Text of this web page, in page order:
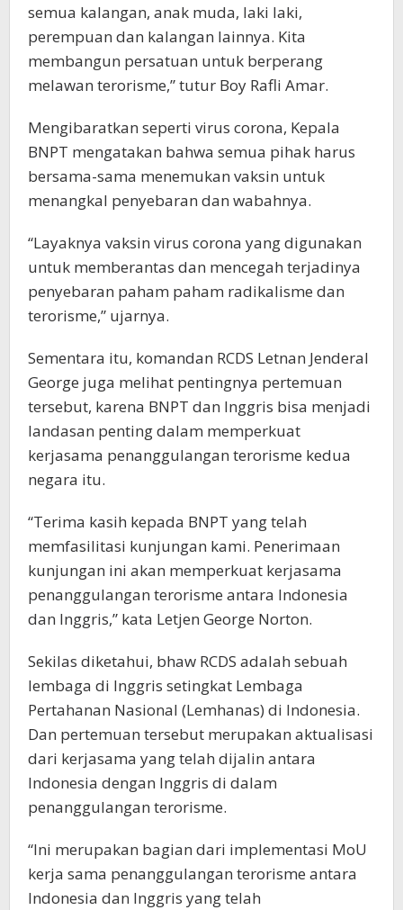
semua kalangan, anak muda, laki laki,
perempuan dan kalangan lainnya. Kita
membangun persatuan untuk berperang
melawan terorisme,” tutur Boy Rafli Amar.
Mengibaratkan seperti virus corona, Kepala
BNPT mengatakan bahwa semua pihak harus
bersama-sama menemukan vaksin untuk
menangkal penyebaran dan wabahnya.
“Layaknya vaksin virus corona yang digunakan
untuk memberantas dan mencegah terjadinya
penyebaran paham paham radikalisme dan
terorisme,” ujarnya.
Sementara itu, komandan RCDS Letnan Jenderal
George juga melihat pentingnya pertemuan
tersebut, karena BNPT dan Inggris bisa menjadi
landasan penting dalam memperkuat
kerjasama penanggulangan terorisme kedua
negara itu.
“Terima kasih kepada BNPT yang telah
memfasilitasi kunjungan kami. Penerimaan
kunjungan ini akan memperkuat kerjasama
penanggulangan terorisme antara Indonesia
dan Inggris,” kata Letjen George Norton.
Sekilas diketahui, bhaw RCDS adalah sebuah
lembaga di Inggris setingkat Lembaga
Pertahanan Nasional (Lemhanas) di Indonesia.
Dan pertemuan tersebut merupakan aktualisasi
dari kerjasama yang telah dijalin antara
Indonesia dengan Inggris di dalam
penanggulangan terorisme.
“Ini merupakan bagian dari implementasi MoU
kerja sama penanggulangan terorisme antara
Indonesia dan Inggris yang telah